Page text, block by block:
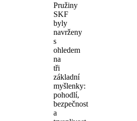
Pružiny
SKF
byly
navrženy
s
ohledem
na
tři
základní
myšlenky:
pohodlí,
bezpečnost
a